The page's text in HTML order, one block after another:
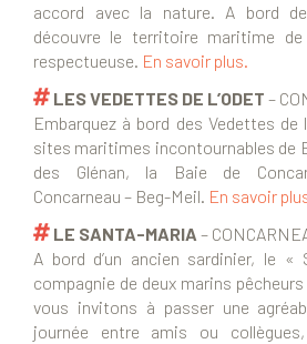
accord avec la nature. A bord
découvre le territoire maritime
respectueuse. En savoir plus.
LES VEDETTES DE L’ODET –
Embarquez à bord des Vedettes de
sites maritimes incontournables de
des Glénan, la Baie de
Concarneau – Beg-Meil. En savoir
LE SANTA-MARIA –
A bord d’un ancien sardinier, le
compagnie de deux marins
vous invitons à passer une
journée entre amis ou